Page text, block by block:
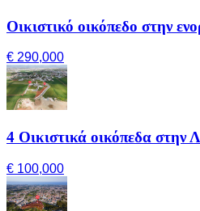
Οικιστικό οικόπεδο στην
€ 290,000
4 Οικιστικά οικόπεδα στην
€ 100,000